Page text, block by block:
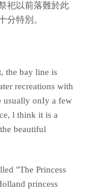
祀以前落難於此
分特別。
the bay line is
recreations with
usually onIy a few
l think it is a
beautiful
"The Princess
princess